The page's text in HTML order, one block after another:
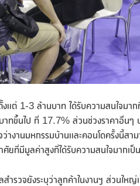
แต่ 1-3 ล้านบาท ได้รับความสนใจม
ขึ้นไป ที่ 17.7% ส่วนช่วงราคาอื่นๆ
งานมหกรรมบ้านและคอนโดครั้งนี้ส
ยที่มีมูลค่าสูงที่ได้รับความสนใจมากเป็
ำรวจยังระบุว่าลูกค้าในงานฯ ส่วนให